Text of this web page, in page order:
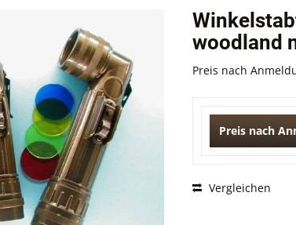
woodland
Preis nach
Preis nach
Vergleichen